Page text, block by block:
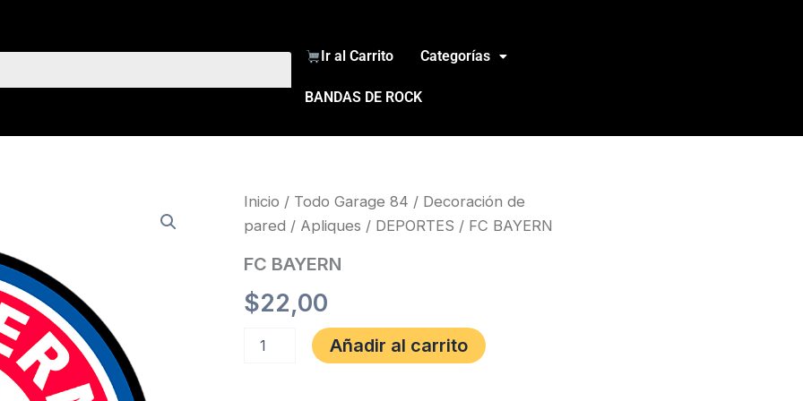
Ir al Carrito Categorías
BANDAS DE ROCK
Inicio / Todo Garage 84 / Decoración de
pared / Apliques / DEPORTES / FC BAYERN
FC BAYERN
$22,00
FC
cantidad
Añadir al carrito